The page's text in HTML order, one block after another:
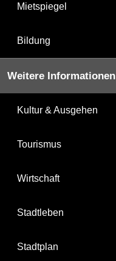
Mietspiegel
Bildung
Weitere Informationen
Kultur & Ausgehen
Tourismus
Wirtschaft
Stadtleben
Stadtplan